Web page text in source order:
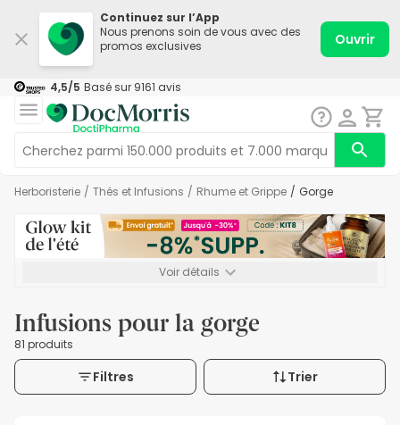
Continuez sur l’App
Nous prenons soin de vous avec des
promos exclusives
Ouvrir
4,5/5 Basé sur 9161 avis
Herboristerie / Thés et Infusions / Rhume et Grippe / Gorge
Voir détails
Infusions pour la gorge
81 produits
Filtres Trier